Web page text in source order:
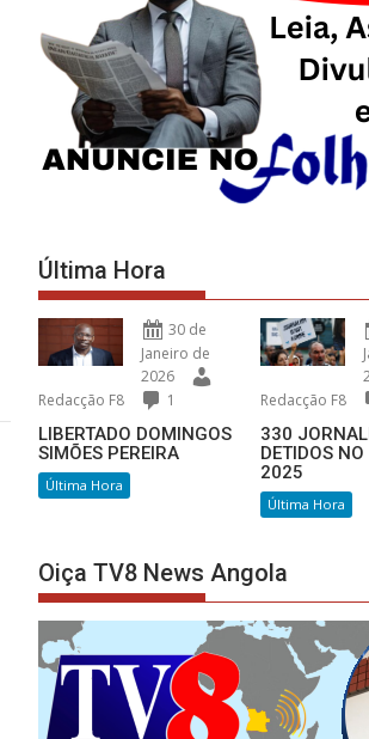
Última Hora
30 de
Janeiro de
2026
Redacção F8
1
LIBERTADO DOMINGOS
SIMÕES PEREIRA
Última Hora
Redacção F8
330
DETIDOS
2025
Última Hora
Oiça TV8 News Angola